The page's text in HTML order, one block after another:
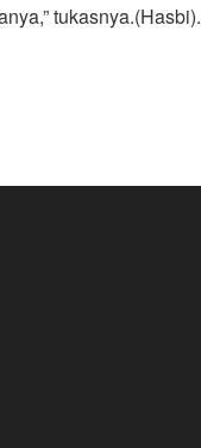
tukasnya.(Hasbi).